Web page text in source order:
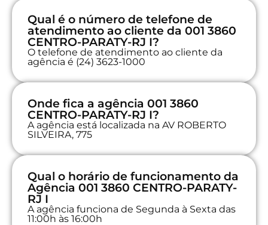
Qual é o número de telefone de
atendimento ao cliente da 001 3860
CENTRO-PARATY-RJ I?
O telefone de atendimento ao cliente da
agência é (24) 3623-1000
Onde fica a agência 001 3860
CENTRO-PARATY-RJ I?
A agência está localizada na AV ROBERTO
SILVEIRA, 775
Qual o horário de funcionamento da
Agência 001 3860 CENTRO-PARATY-
RJ I
A agência funciona de Segunda à Sexta das
11:00h às 16:00h